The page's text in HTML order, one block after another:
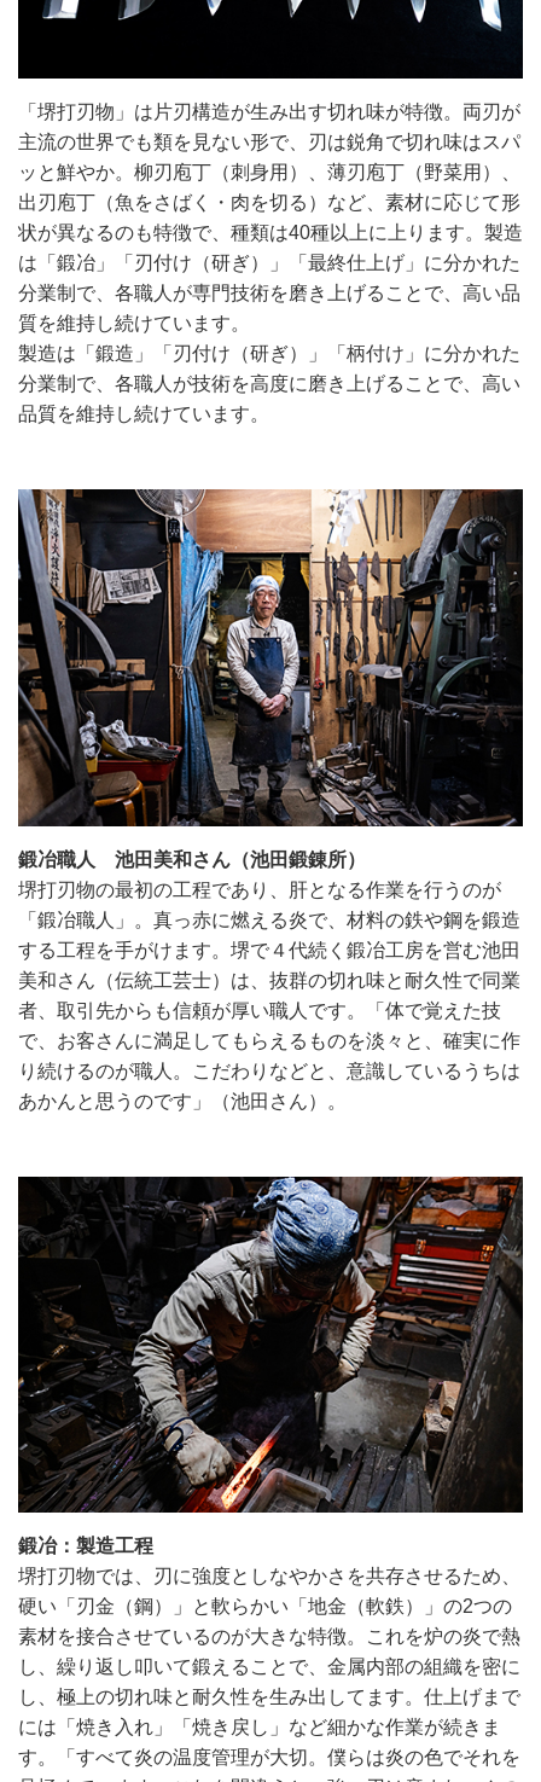
「堺打刃物」は片刃構造が生み出す切れ味が特徴。両刃が
主流の世界でも類を見ない形で、刃は鋭角で切れ味はスパ
ッと鮮やか。柳刃庖丁（刺身用）、薄刃庖丁（野菜用）、
出刃庖丁（魚をさばく・肉を切る）など、素材に応じて形
状が異なるのも特徴で、種類は40種以上に上ります。製造
は「鍛冶」「刃付け（研ぎ）」「最終仕上げ」に分かれた
分業制で、各職人が専門技術を磨き上げることで、高い品
質を維持し続けています。
製造は「鍛造」「刃付け（研ぎ）」「柄付け」に分かれた
分業制で、各職人が技術を高度に磨き上げることで、高い
品質を維持し続けています。
鍛冶職人 池田美和さん（池田鍛錬所）
堺打刃物の最初の工程であり、肝となる作業を行うのが
「鍛冶職人」。真っ赤に燃える炎で、材料の鉄や鋼を鍛造
する工程を手がけます。堺で４代続く鍛冶工房を営む池田
美和さん（伝統工芸士）は、抜群の切れ味と耐久性で同業
者、取引先からも信頼が厚い職人です。「体で覚えた技
で、お客さんに満足してもらえるものを淡々と、確実に作
り続けるのが職人。こだわりなどと、意識しているうちは
あかんと思うのです」（池田さん）。
鍛冶：製造工程
堺打刃物では、刃に強度としなやかさを共存させるため、
硬い「刃金（鋼）」と軟らかい「地金（軟鉄）」の2つの
素材を接合させているのが大きな特徴。これを炉の炎で熱
し、繰り返し叩いて鍛えることで、金属内部の組織を密に
し、極上の切れ味と耐久性を生み出してます。仕上げまで
には「焼き入れ」「焼き戻し」など細かな作業が続きま
す。「すべて炎の温度管理が大切。僕らは炎の色でそれを